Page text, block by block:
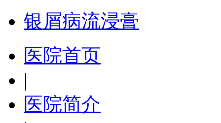
银屑病流浸膏
医院首页
|
医院简介